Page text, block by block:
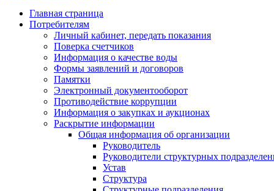
Главная страница
Потребителям
Личный кабинет, передать показания
Поверка счетчиков
Информация о качестве воды
Формы заявлений и договоров
Памятки
Электронный документооборот
Противодействие коррупции
Информация о закупках и аукционах
Раскрытие информации
Общая информация об организации
Руководитель
Руководители структурных
Устав
Структура